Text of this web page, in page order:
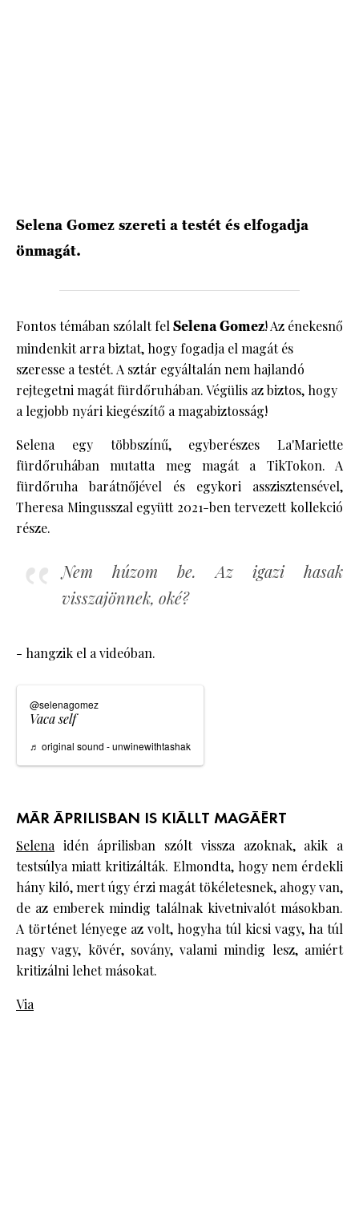
Selena Gomez szereti a testét és elfogadja
önmagát.
Fontos témában szólalt felSelena Gomez! Az énekesnő
mindenkit arra biztat, hogy fogadja el magát és
szeresse a testét. A sztár egyáltalán nem hajlandó
rejtegetni magát fürdőruhában. Végülis az biztos, hogy
a legjobb nyári kiegészítő a magabiztosság!
Selena egy többszínű, egyberészes La'Mariette
fürdőruhában mutatta meg magát a TikTokon. A
fürdőruha barátnőjével és egykori asszisztensével,
Theresa Mingusszal együtt 2021-ben tervezett kollekció
része.
Nem húzom be. Az igazi hasak
visszajönnek, oké?
- hangzik el a videóban.
@selenagomez
Vaca self
♬ original sound - unwinewithtashak
MÁR ÁPRILISBAN IS KIÁLLT MAGÁÉRT
Selenaidén áprilisban szólt vissza azoknak, akik a
testsúlya miatt kritizálták. Elmondta, hogy nem érdekli
hány kiló, mert úgy érzi magát tökéletesnek, ahogy van,
de az emberek mindig találnak kivetnivalót másokban.
A történet lényege az volt, hogyha túl kicsi vagy, ha túl
nagy vagy, kövér, sovány, valami mindig lesz, amiért
kritizálni lehet másokat.
Via